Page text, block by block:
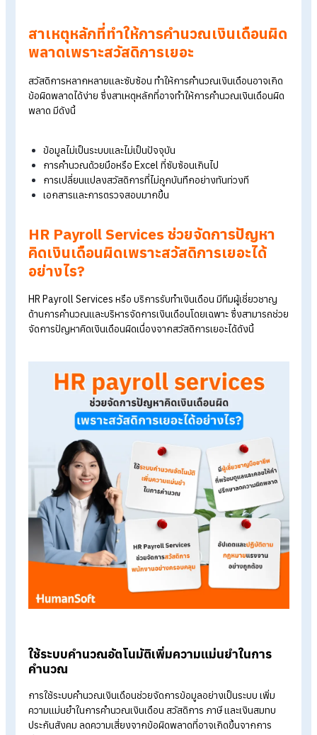
“HR Payroll Services” หรือ
บริษัทภายนอกที่เชี่ยวชาญด้านการคำนวณและจัดการเงินเดือนเข้
ดูแล โดยบริการนี้ครอบคลุมทุกเรื่องที่เกี่ยวข้องกับค่าตอบแทน
พนักงาน ไม่ว่าจะเป็น เงินเดือน สวัสดิการ
และ
ให้องค์กรลดภาระงานด้านเอกสารและเพิ่มความถูกต้องแม่นยำใน
บริหารจัดการ
สาเหตุหลักที่ทำให้การคำนวณเงินเดือน
พลาดเพราะสวัสดิการเยอะ
พลาด มีดังนี้
การคำนวณด้วยมือหรือ Excel ที่ซับซ้อนเกินไป
การเปลี่ยนแปลงสวัสดิการที่ไม่ถูกบันทึกอย่างทันท่วงที
เอกสารและการตรวจสอบมากขึ้น
HR Payroll Services ช่วยจัดการปัญหา
คิดเงินเดือนผิดเพราะสวัสดิการเยอะได้
อย่างไร?
HR Payroll Services หรือ บริการรับทำเงินเดือน มีทีมผู้เชี่ยวชาญ
ด้านการคำนวณและบริหารจัดการเงินเดือนโดยเฉพาะ ซึ่งสามารถ
จัดการปัญหาคิดเงินเดือนผิดเนื่องจากสวัสดิการเยอะได้ดังนี้